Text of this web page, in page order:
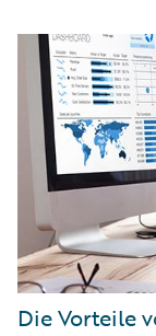
Die Vorteile